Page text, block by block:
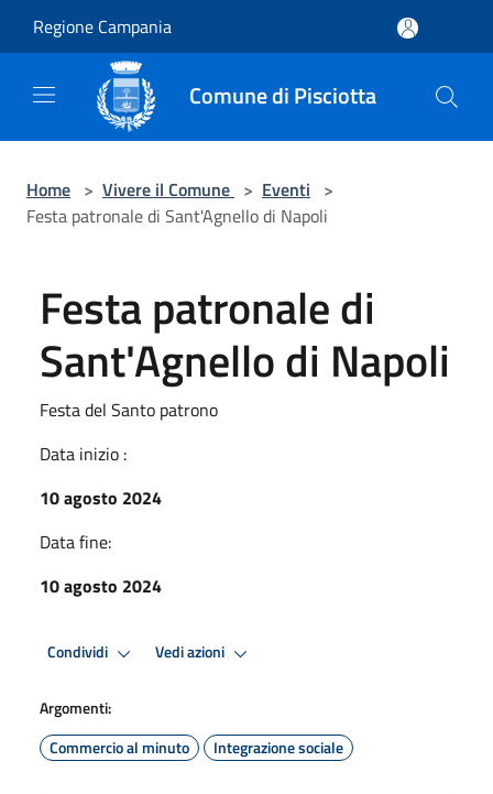
Regione Campania
Comune di Pisciotta
Home > Vivere il Comune > Eventi >
Festa patronale di Sant'Agnello di Napoli
Festa patronale di
Sant'Agnello di Napoli
Festa del Santo patrono
Data inizio :
10 agosto 2024
Data fine:
10 agosto 2024
Condividi Vedi azioni
Argomenti:
Commercio al minuto
Integrazione sociale